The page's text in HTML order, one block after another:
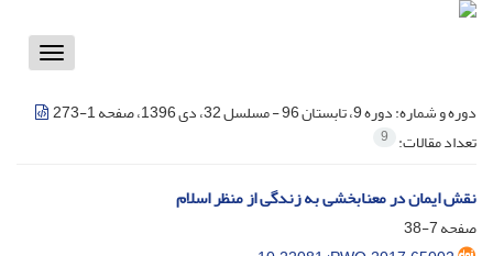
Toggle
دوره و شماره:دوره 9، تابستان 96 - مسلسل 32، دی 1396، صفحه 1-273
تعداد مقالات: 9
نقش ایمان در معنابخشی به زندگی از منظر اسلام
صفحه7-38